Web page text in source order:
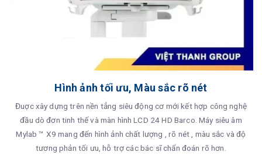
Hình ảnh tối ưu, Màu sắc rõ nét
Đuợc xây dựng trên nền tẳng siêu động cơ mới kết hợp công nghệ
đầu dò đơn tinh thế và màn hình LCD 24 HD Barco. Máy siêu âm
Mylab ™ X9 mang đến hình ảnh chất lượng , rõ nét , màu sắc và độ
tương phản tối ưu, hỗ trợ các bác sĩ chẩn đoán rõ hơn.